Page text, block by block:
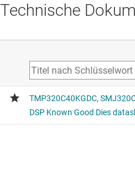
Technische